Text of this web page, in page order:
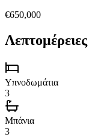
€650,000
Λεπτομέρειες
Υπνοδωμάτια
3
Μπάνια
3